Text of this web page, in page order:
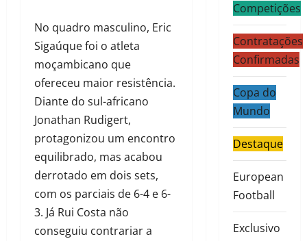
No quadro masculino, Eric
Sigaúque foi o atleta
moçambicano que
ofereceu maior resistência.
Diante do sul-africano
Jonathan Rudigert,
protagonizou um encontro
equilibrado, mas acabou
derrotado em dois sets,
com os parciais de 6-4 e 6-
3. Já Rui Costa não
conseguiu contrariar a
Competições
Contratações
Confirmadas
Copa do
Mundo
Destaque
European
Football
Exclusivo